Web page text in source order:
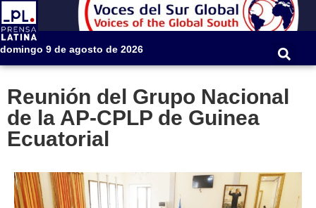
domingo 9 de agosto de 2026
Reunión del Grupo Nacional
de la AP-CPLP de Guinea
Ecuatorial